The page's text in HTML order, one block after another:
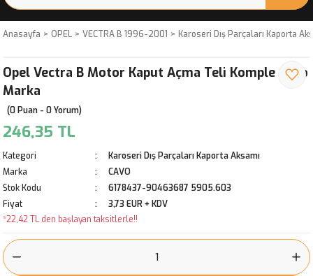
Anasayfa OPEL VECTRA B 1996-2001 Karoseri Dış Parçaları Kaporta
Opel Vectra B Motor Kaput Açma Teli Komple Cavo
Marka
(0 Puan - 0 Yorum)
246,35 TL
Kategori
Karoseri Dış Parçaları Kaporta Aksamı
Marka
CAVO
Stok Kodu
6178437-90463687 5905.603
Fiyat
3,73 EUR + KDV
*22,42 TL den başlayan taksitlerle!!